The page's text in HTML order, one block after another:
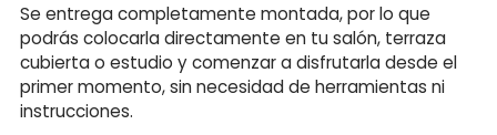
Se entrega completamente montada, por lo que
podrás colocarla directamente en tu salón, terraza
cubierta o estudio y comenzar a disfrutarla desde el
primer momento, sin necesidad de herramientas ni
instrucciones.